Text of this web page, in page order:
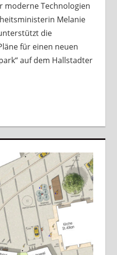
Technologien
Melanie
die
für einen neuen
auf dem Hallstadter